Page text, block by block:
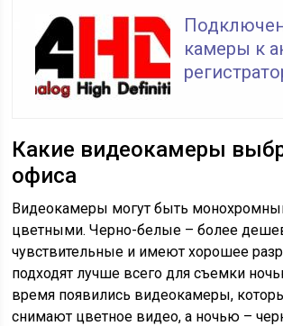
камеры к
Какие видеокамеры
офиса
Видеокамеры могут быть
цветными. Черно-белые – более
чувствительные и имеют хорошее
подходят лучше всего для съемки
время появились видеокамеры,
снимают цветное видео, а ночью –